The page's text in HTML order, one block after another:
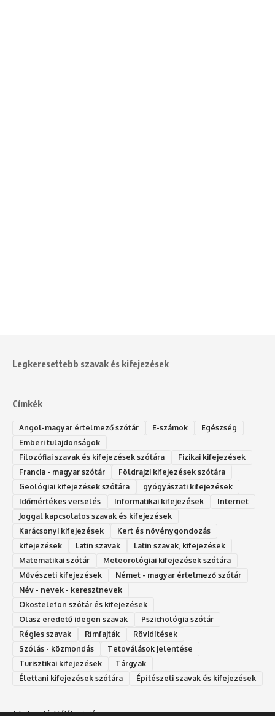
Legkeresettebb szavak és kifejezések
Címkék
Angol-magyar értelmező szótár E-számok
Egészség
Emberi tulajdonságok
Filozófiai szavak és kifejezések szótára
Fizikai kifejezések
Francia - magyar szótár
Földrajzi kifejezések szótára
Geológiai kifejezések szótára
gyógyászati kifejezések
Időmértékes verselés
Informatikai kifejezések
Internet
Joggal kapcsolatos szavak és kifejezések
Karácsonyi kifejezések
Kert és növénygondozás
kifejezések
Latin szavak
Latin szavak, kifejezések
Matematikai szótár
Meteorológiai kifejezések szótára
Művészeti kifejezések
Német - magyar értelmező szótár
Név - nevek - keresztnevek
Okostelefon szótár és kifejezések
Olasz eredetű idegen szavak
Ps‮gólohciz‬ia s‮átóz‬r
Régies szavak
Rímfajták
Rövidítések
Szólás - közmondás
Tetoválások jelentése
Turisztikai kifejezések
Tárgyak
Élettani kifejezések szótára
Építészeti szavak és kifejezések
Adatkezelési tájékoztató